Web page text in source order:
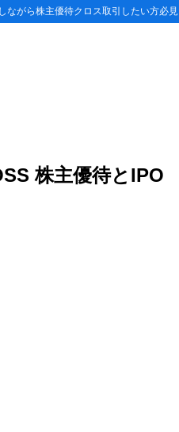
ながら株主優待クロス取引したい方必
株主優待とIPO
1.2